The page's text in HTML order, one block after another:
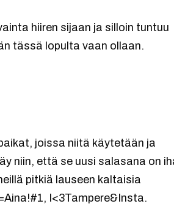
hiiren sijaan ja silloin tuntuu
tässä lopulta vaan ollaan.
joissa niitä käytetään ja
niin, että se uusi salasana on
pitkiä lauseen kaltaisia
I<3Tampere&Insta.